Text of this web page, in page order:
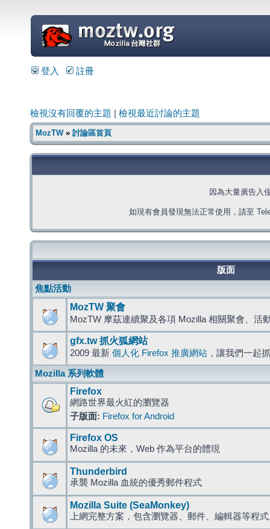
=
登入 註冊
檢視沒有回覆的主題 檢視最近討論的主題
MozTW» 討論區首頁
因為大量廣告入
如現有會員發現無法正常使用，請至
版面
焦點活動
MozTW 聚會
MozTW 摩茲連續聚及各項 Mozilla 相關聚會、活
gfx.tw 抓火狐網站
2009 最新 個人化 Firefox 推廣網站 ，讓我們一起
Mozilla 系列軟體
Firefox
網路世界最火紅的瀏覽器
子版面: Firefox for Android
Firefox OS
Mozilla 的未來，Web 作為平台的體現
Thunderbird
承襲 Mozilla 血統的優秀郵件程式
Mozilla Suite (SeaMonkey)
上網完整方案，包含瀏覽器、郵件、編輯器等程